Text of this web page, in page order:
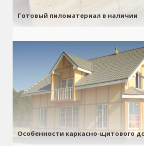
Готовый пиломатериал в наличии
Особенности каркасно-щитового